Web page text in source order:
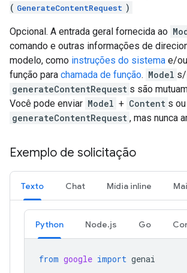
( GenerateContentRequest )
Opcional. A entrada geral fornecida ao
comando e outras informações de
modelo, como instruções do sistema e/
função para chamada de função. Model s/
generateContentRequest s são
Você pode enviar Model + Content s
generateContentRequest , mas nunca
Exemplo de solicitação
Texto Chat Mídia inline
Python Node.js Go
from google import genai